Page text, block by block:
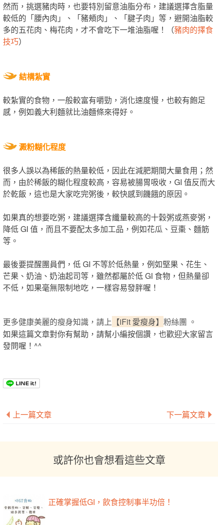
然而，挑選豬肉時，也要特別留意油脂分布，建議選擇含脂量
較低的「腰內肉」、「豬頰肉」、「腱子肉」等，避開油脂較
多的五花肉、梅花肉，才不會吃下一堆油脂喔！（豬肉的擇食
技巧）
結構紮實
較紮實的食物，一般較富有嚼勁，消化速度慢，也較有飽足
感，例如義大利麵就比油麵條來得好。
澱粉糊化程度
很多人誤以為稀飯的熱量較低，因此在減肥期間大量食用；然
而，由於稀飯的糊化程度較高，容易被腸胃吸收，GI 值反而大
於乾飯，這也是大家吃完粥後，較快感到饑餓的原因。
如果真的想要吃粥，建議選擇含纖量較高的十穀粥或燕麥粥，
降低 GI 值，而且不要配太多加工品，例如花瓜、豆棗、麵筋
等。
最後要提醒團員們，低 GI 不等於低熱量，例如堅果、花生、
芒果、奶油、奶油起司等，雖然都屬於低 GI 食物，但熱量卻
不低，如果毫無限制地吃，一樣容易發胖喔！
更多健康美麗的瘦身知識，請上 【iFit 愛瘦身】 粉絲團 。
如果這篇文章對你有幫助，請幫小編按個讚，也歡迎大家留言
發問喔！^^
上一篇文章 下一篇文章
或許你也會想看這些文章
正確掌握低GI，飲食控制事半功倍！